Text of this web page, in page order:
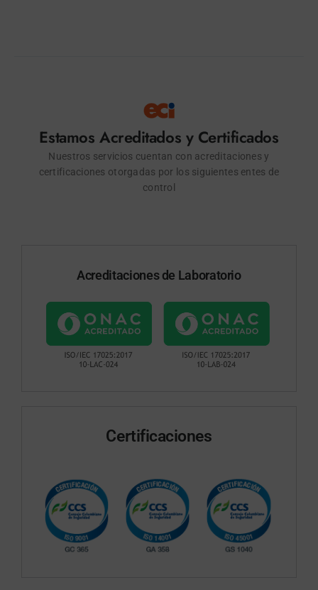
Estamos Acreditados y Certificados
Nuestros servicios cuentan con acreditaciones y
certificaciones otorgadas por los siguientes entes de
control
Acreditaciones de Laboratorio
Certificaciones